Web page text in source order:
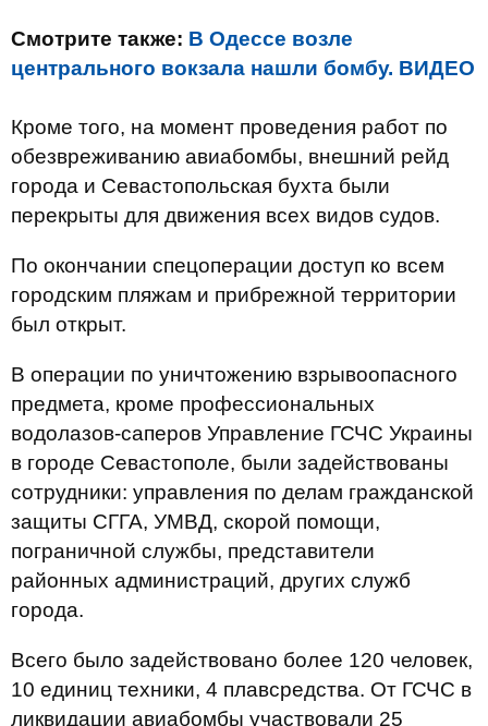
Смотрите также: В Одессе возле
центрального вокзала нашли бомбу. ВИДЕО
Кроме того, на момент проведения работ по
обезвреживанию авиабомбы, внешний рейд
города и Севастопольская бухта были
перекрыты для движения всех видов судов.
По окончании спецоперации доступ ко всем
городским пляжам и прибрежной территории
был открыт.
В операции по уничтожению взрывоопасного
предмета, кроме профессиональных
водолазов-саперов Управление ГСЧС Украины
в городе Севастополе, были задействованы
сотрудники: управления по делам гражданской
защиты СГГА, УМВД, скорой помощи,
пограничной службы, представители
районных администраций, других служб
города.
Всего было задействовано более 120 человек,
10 единиц техники, 4 плавсредства. От ГСЧС в
ликвидации авиабомбы участвовали 25